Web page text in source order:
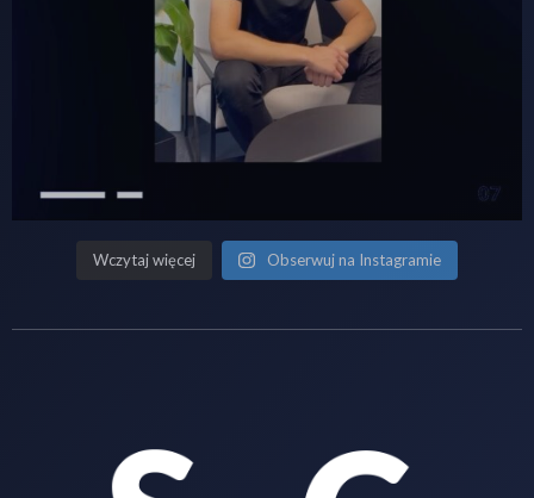
Wczytaj więcej Obserwuj na Instagramie